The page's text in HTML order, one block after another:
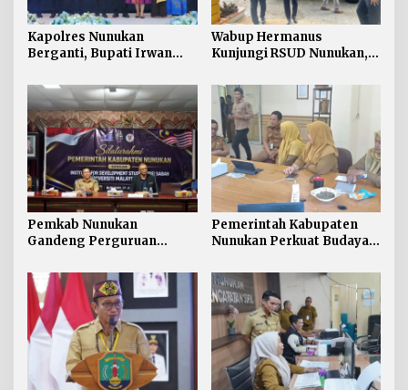
Kapolres Nunukan
Berganti, Bupati Irwan
Jaga Stabilitas Wilayah
Perbatasan
Wabup Hermanus
Kunjungi RSUD Nunukan,
Pelayanan Kesehatan
Pemkab Nunukan
Gandeng Perguruan
Dukung Pembangunan
Perbatasan
Pemerintah Kabupaten
Nunukan Perkuat Budaya
Publik